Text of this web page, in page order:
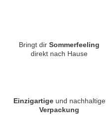
Bringt dir Sommerfeeling
direkt nach Hause
Einzigartigeund nachhaltige
Verpackung